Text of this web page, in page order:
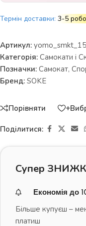
Термін доставки: 3-5
Артикул:
Категорія: Самокати і
Позначки: Самокат,
Бренд: SOKE
Порівняти
Поділитися:
Супер
Економія до
Більше купуєш –
платиш